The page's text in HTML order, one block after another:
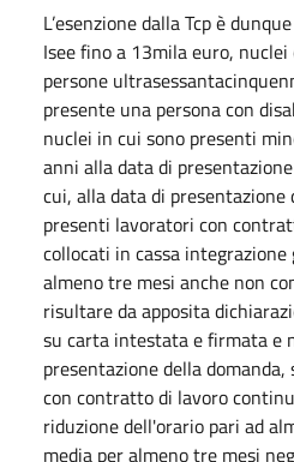
L’esenzione dalla Tcp è
Isee fino a 13mila euro,
persone
presente una persona con
nuclei in cui sono presenti
anni alla data di
cui, alla data di presentazione
presenti lavoratori con
collocati in cassa integrazione
almeno tre mesi anche non
risultare da apposita
su carta intestata e firmata e
presentazione della
con contratto di lavoro
riduzione dell'orario pari ad
media per almeno tre mesi